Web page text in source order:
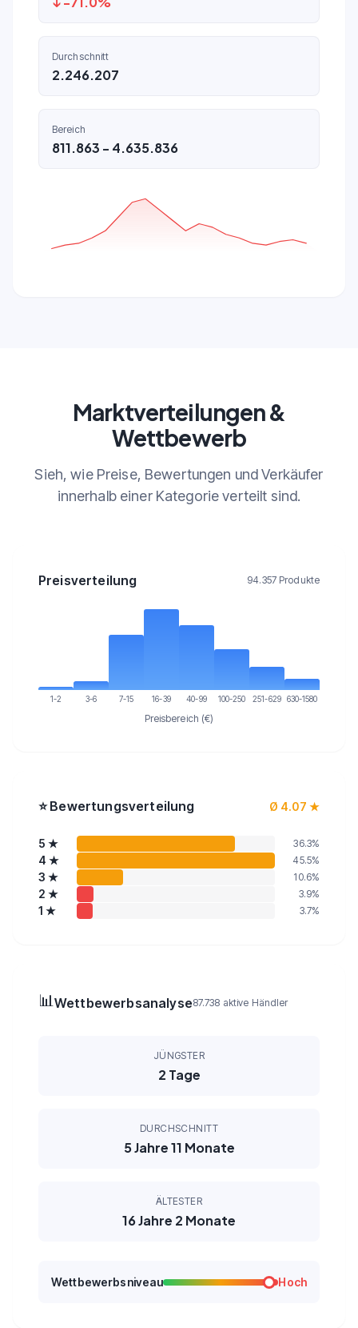
Durchschnitt
2.246.207
Bereich
811.863 - 4.635.836
Marktverteilungen &
Wettbewerb
Sieh, wie Preise, Bewertungen und Verkäufer
innerhalb einer Kategorie verteilt sind.
Preisverteilung 94.357 Produkte
1-2 3-6 7-15 16-39 40-99 100-250 251-629 630-1580
Preisbereich (€)
Bewertungsverteilung Ø 4.07 ★
5 ★ 36.3%
4 ★ 45.5%
3 ★ 10.6%
2 ★ 3.9%
1 ★ 3.7%
📊Wettbewerbsanalyse87.738 aktive Händler
JÜNGSTER
2 Tage
DURCHSCHNITT
5 Jahre 11 Monate
ÄLTESTER
16 Jahre 2 Monate
Wettbewerbsniveau Hoch